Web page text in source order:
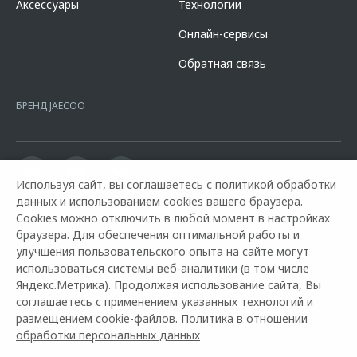
кредита в разделе «Кредит на покупку автомобиля у дилера» на
https://alfabank.ru/get-money/auto-loan/dealers/?
Кредит предоставляет АО Альфа-Банк. ИНН
7728168971 ОГРН 1027700067328 место нахождение 107078, г.
Москва, ул. Каланчевская, д. 27. Ген.лицензия ЦБ РФ № 1326 от
офертой.
Аксессуары
Технологии
Онлайн-сервисы
Обратная связь
БРЕНД JAECOO
Горячая линия OMODA: 8 800 600 1 888
© 2026 ООО «ДЖЕЙЛЭНД РУС»
Используя сайт, вы соглашаетесь с политикой обработки
данных и использованием cookies вашего браузера.
Cookies можно отключить в любой момент в настройках
браузера. Для обеспечения оптимальной работы и
улучшения пользовательского опыта на сайте могут
использоваться системы веб-аналитики (в том числе
Яндекс.Метрика). Продолжая использование сайта, Вы
соглашаетесь с применением указанных технологий и
размещением cookie-файлов. Политика в отношении
обработки персональных данных